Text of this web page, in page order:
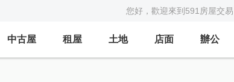
您好，歡迎來到591房屋交易
中古屋 租屋 土地 店面 辦公